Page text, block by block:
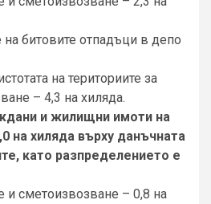
битовите отпадъци в депо
на териториите за
– 4,3 на хиляда.
и жилищни имоти на
на хиляда върху данъчната
като разпределението е
и сметоизвозване – 0,8 на